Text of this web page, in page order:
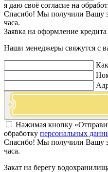
я даю своё согласие на
Спасибо! Мы получили Вашу
часа.
Заявка на оформление кредита
Наши менеджеры свяжутся с
Нажимая кнопку
обработку персональных
Спасибо! Мы получили Вашу
часа.
Закат на берегу